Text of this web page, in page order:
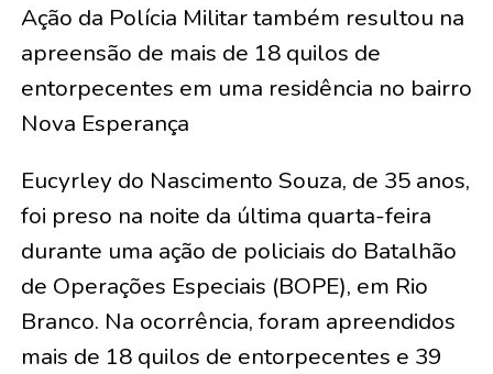
Ação da Polícia Militar também resultou na
apreensão de mais de 18 quilos de
entorpecentes em uma residência no bairro
Nova Esperança
Eucyrley do Nascimento Souza, de 35 anos,
foi preso na noite da última quarta-feira
durante uma ação de policiais do Batalhão
de Operações Especiais (BOPE), em Rio
Branco. Na ocorrência, foram apreendidos
mais de 18 quilos de entorpecentes e 39